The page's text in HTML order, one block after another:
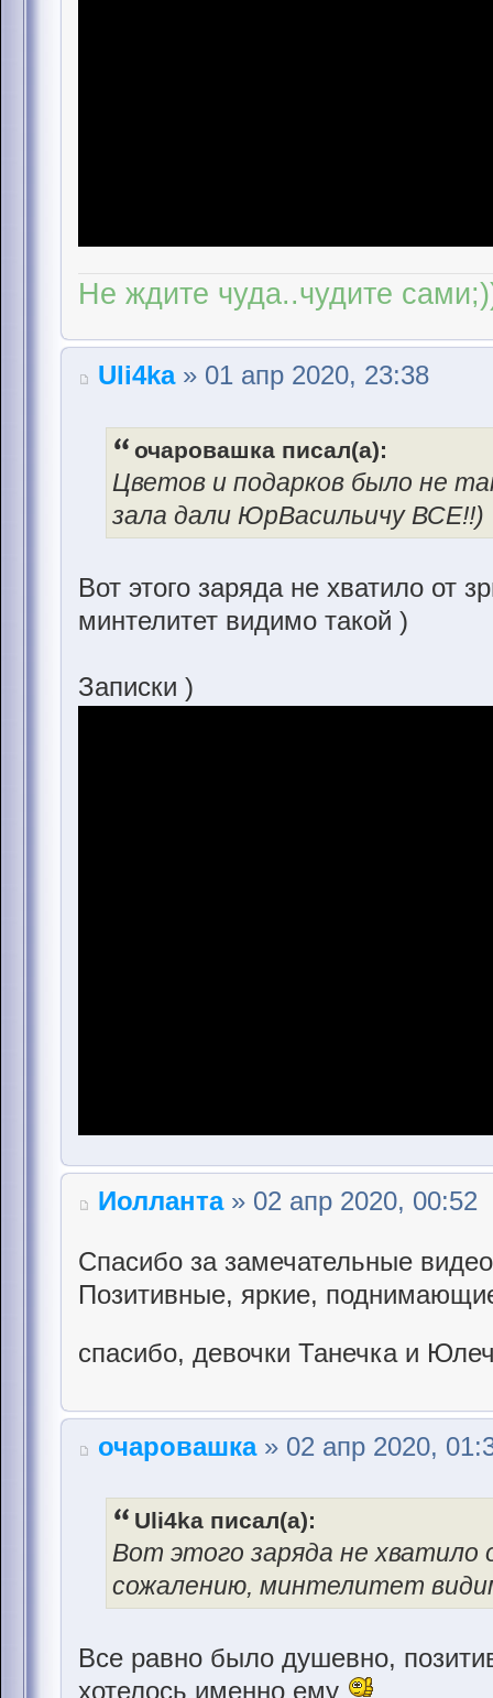
Не ждите чуда..чудите
Uli4ka» 01 апр 2020, 23:38
очаровашка писал(а):
Цветов и подарков было не
зала дали ЮрВасильичу ВСЕ!!)
Вот этого заряда не хватило от
минтелитет видимо такой )
Записки )
Иолланта» 02 апр 2020, 00:52
Спасибо за замечательные
Позитивные, яркие,
спасибо, девочки Танечка и
очаровашка» 02 апр 2020,
Uli4ka писал(а):
Вот этого заряда не хватило
сожалению, минтелитет
Все равно было душевно,
хотелось именно ему